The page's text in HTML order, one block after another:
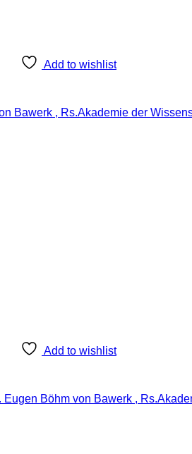
Add to wishlist
, Rs.Akademie der
Add to wishlist
Böhm von Bawerk ,